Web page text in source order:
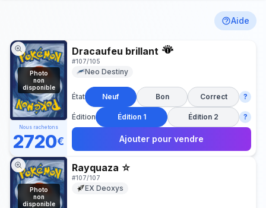
Aide
Photo
non
disponible
Nous rachetons
2720€
Dracaufeu brillant
#107/105
Neo Destiny
État Neuf Bon Correct ?
Édition Édition 1 Édition 2 ?
Ajouter pour vendre
Photo
non
disponible
Rayquaza ☆
#107/107
EX Deoxys